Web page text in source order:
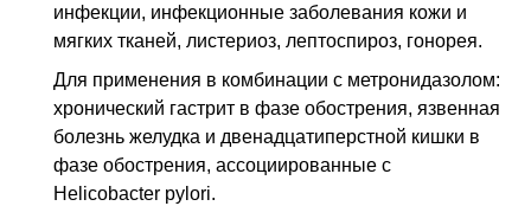
инфекции, инфекционные заболевания кожи и
мягких тканей, листериоз, лептоспироз, гонорея.
Для применения в комбинации с метронидазолом:
хронический гастрит в фазе обострения, язвенная
болезнь желудка и двенадцатиперстной кишки в
фазе обострения, ассоциированные с
Helicobacter pylori.